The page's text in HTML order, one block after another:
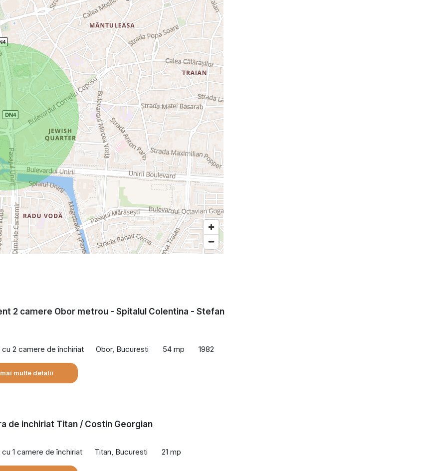
2 camere Obor metrou - Spitalul Colentina - Stefan
2 camere de închiriat Obor, Bucuresti 54 mp 1982
multe detalii
de inchiriat Titan / Costin Georgian
1 camere de închiriat Titan, Bucuresti 21 mp